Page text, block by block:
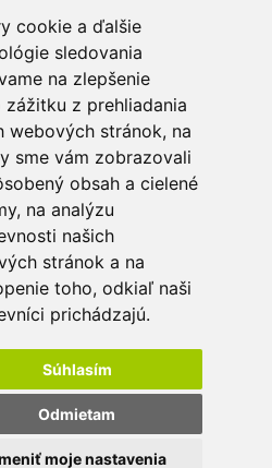
cookie a ďalšie
sledovania
na zlepšenie
zážitku z prehliadania
webových stránok, na
sme vám zobrazovali
obsah a cielené
na analýzu
našich
stránok a na
toho, odkiaľ naši
prichádzajú.
Súhlasím
Odmietam
moje nastavenia
Cena od 4,63€